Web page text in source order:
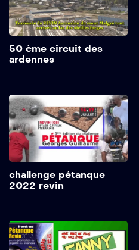
50 ème circuit des
ardennes
challenge pétanque
2022 revin